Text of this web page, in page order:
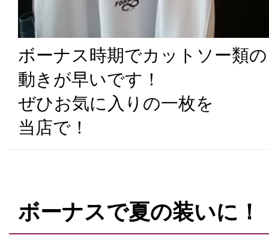
ボーナス時期でカットソー類の
動きが早いです！
ぜひお気に入りの一枚を
当店で！
ボーナスで夏の装いに！